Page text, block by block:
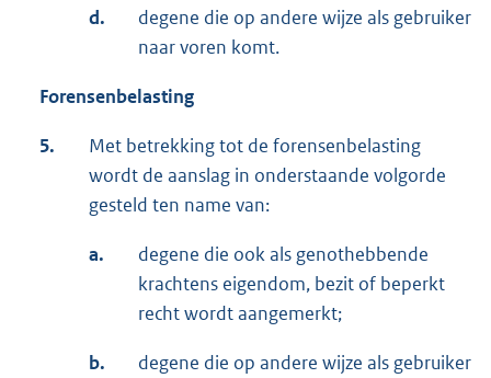
d.
degene die op andere wijze als gebruiker
naar voren komt.
Forensenbelasting
5.
Met betrekking tot de forensenbelasting
wordt de aanslag in onderstaande volgorde
gesteld ten name van:
a.
degene die ook als genothebbende
krachtens eigendom, bezit of beperkt
recht wordt aangemerkt;
b.
degene die op andere wijze als gebruiker